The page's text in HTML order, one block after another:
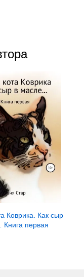
Коврика. Как сыр
первая